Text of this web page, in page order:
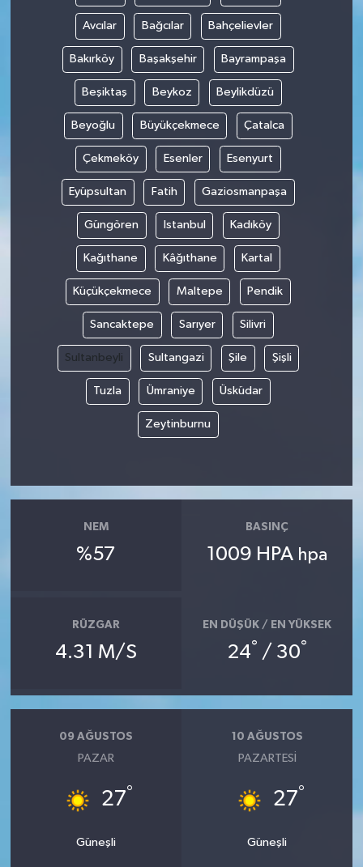
Avcılar Bağcılar Bahçelievler
Bakırköy Başakşehir Bayrampaşa
Beşiktaş Beykoz Beylikdüzü
Beyoğlu Büyükçekmece Çatalca
Çekmeköy Esenler Esenyurt
Eyüpsultan Fatih Gaziosmanpaşa
Güngören Istanbul Kadıköy
Kağıthane Kâğıthane Kartal
Küçükçekmece Maltepe Pendik
Sancaktepe Sarıyer Silivri
Sultanbeyli Sultangazi Şile Şişli
Tuzla Ümraniye Üsküdar
Zeytinburnu
NEM
%57
BASINÇ
1009 HPA hpa
RÜZGAR
4.31 M/S
EN DÜŞÜK / EN YÜKSEK
24° / 30°
09 AĞUSTOS
PAZAR
27°
Güneşli
10 AĞUSTOS
PAZARTESI
27°
Güneşli